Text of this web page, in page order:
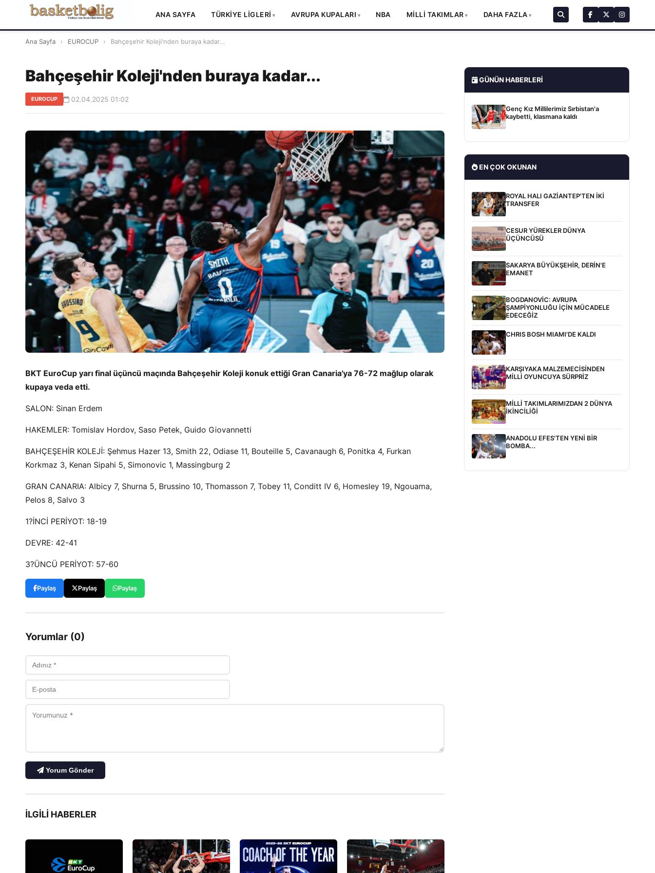
ANA SAYFA TÜRKİYE LİGLERİ AVRUPA KUPALARI NBA MİLLİ TAKIMLAR DAHA FAZLA
Ana Sayfa › EUROCUP › Bahçeşehir Koleji'nden buraya kadar...
Bahçeşehir Koleji'nden buraya kadar...
EUROCUP 02.04.2025 01:02
BKT EuroCup yarı final üçüncü maçında Bahçeşehir Koleji konuk ettiği Gran Canaria'ya 76-72 mağlup olarak
kupaya veda etti.
SALON: Sinan Erdem
HAKEMLER: Tomislav Hordov, Saso Petek, Guido Giovannetti
BAHÇEŞEHİR KOLEJİ: Şehmus Hazer 13, Smith 22, Odiase 11, Bouteille 5, Cavanaugh 6, Ponitka 4, Furkan
Korkmaz 3, Kenan Sipahi 5, Simonovic 1, Massingburg 2
GRAN CANARIA: Albicy 7, Shurna 5, Brussino 10, Thomasson 7, Tobey 11, Conditt IV 6, Homesley 19, Ngouama,
Pelos 8, Salvo 3
1?İNCİ PERİYOT: 18-19
DEVRE: 42-41
3?ÜNCÜ PERİYOT: 57-60
Paylaş Paylaş Paylaş
Yorumlar (0)
Yorum Gönder
İLGILI HABERLER
GÜNÜN HABERLERI
Genç Kız Millilerimiz Sırbistan'a
kaybetti, klasmana kaldı
EN ÇOK OKUNAN
ROYAL HALI GAZİANTEP'TEN İKİ
TRANSFER
CESUR YÜREKLER DÜNYA
ÜÇÜNCÜSÜ
SAKARYA BÜYÜKŞEHİR, DERİN'E
EMANET
BOGDANOVİC: AVRUPA
ŞAMPİYONLUĞU İÇİN MÜCADELE
EDECEĞİZ
CHRIS BOSH MIAMI'DE KALDI
KARŞIYAKA MALZEMECİSİNDEN
MİLLİ OYUNCUYA SÜRPRİZ
MİLLİ TAKIMLARIMIZDAN 2 DÜNYA
İKİNCİLİĞİ
ANADOLU EFES'TEN YENİ BİR
BOMBA...